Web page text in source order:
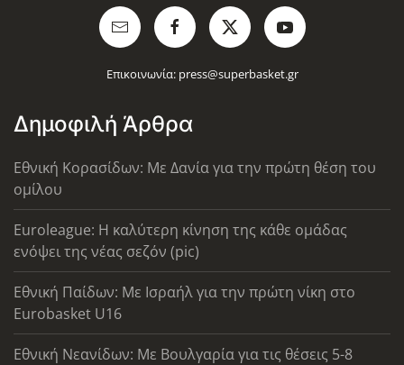
Επικοινωνία: press@superbasket.gr
Δημοφιλή Άρθρα
Εθνική Κορασίδων: Με Δανία για την πρώτη θέση του
ομίλου
Euroleague: Η καλύτερη κίνηση της κάθε ομάδας
ενόψει της νέας σεζόν (pic)
Εθνική Παίδων: Με Ισραήλ για την πρώτη νίκη στο
Eurobasket U16
Εθνική Νεανίδων: Με Βουλγαρία για τις θέσεις 5-8